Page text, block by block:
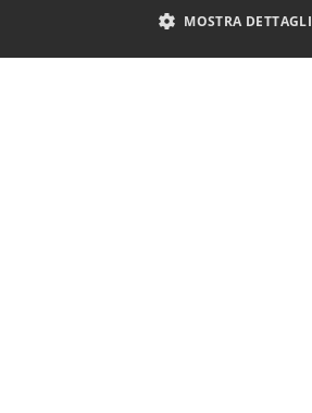
dpo@pec.gdpr.nelcomune.it
MOSTRA DETTAGLI